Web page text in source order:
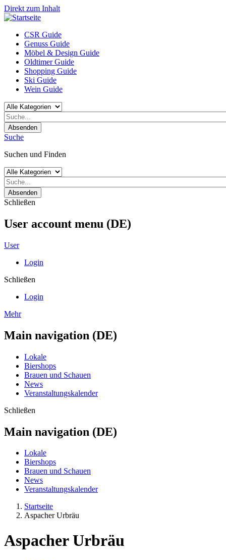
Direkt zum Inhalt
CSR Guide
Genuss Guide
Möbel & Design Guide
Oldtimer Guide
Shopping Guide
Ski Guide
Wein Guide
Absenden
Suche
Suchen und Finden
Absenden
Schließen
User account menu (DE)
User
Login
Schließen
Login
Mehr
Main navigation (DE)
Lokale
Biershops
Brauen und Schauen
News
Veranstaltungskalender
Schließen
Main navigation (DE)
Lokale
Biershops
Brauen und Schauen
News
Veranstaltungskalender
Startseite
Aspacher Urbräu
Aspacher Urbräu